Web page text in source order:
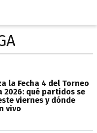
la Fecha 4 del Torneo
2026: qué partidos se
viernes y dónde
vivo